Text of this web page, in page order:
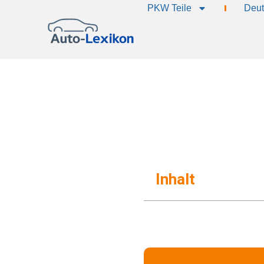
PKW Teile
Inhalt